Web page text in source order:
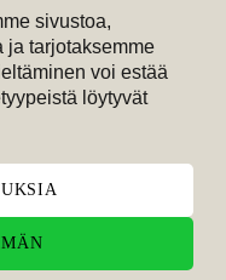
sivustoa,
ja tarjotaksemme
voi estää
löytyvät
meitä